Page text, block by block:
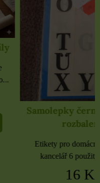
Samolepky černé
rozbaleno
Etikety pro
kancelář 6 použitých
16 Kč